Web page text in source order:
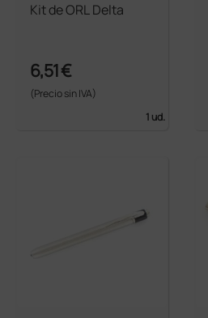
Kit de ORL Delta
6,51 €
(Precio sin IVA)
1 ud.